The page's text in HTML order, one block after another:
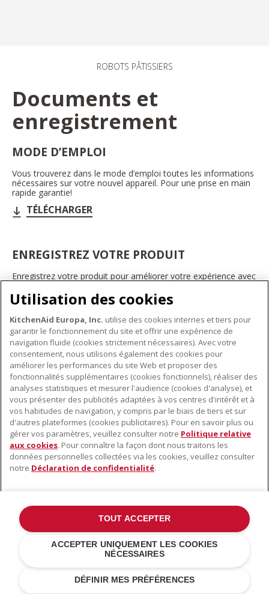
ROBOTS PÂTISSIERS
Documents et
enregistrement
MODE D’EMPLOI
Vous trouverez dans le mode d’emploi toutes les informations
nécessaires sur votre nouvel appareil. Pour une prise en main
rapide garantie!
TÉLÉCHARGER
ENREGISTREZ VOTRE PRODUIT
Enregistrez votre produit pour améliorer votre expérience avec
bénéficier d'offres et de promotions exclusives, recevoir des
conseils et des astuces, et bien plus encore.
INSCRIVEZ-VOUS DÈS À PRÉSENT
À PROPOS DE KITCHENAID
À propos de KitchenAid
Histoire de la marque
Communiqués de presse
ODR
NOS PRODUITS
Petits électroménagers
Matériel de cuisine
Accessoires
SERVICE CLIENT
Trouver un magasin
©2022 Tous droits réservés. KitchenAid et la forme du robot pâtissier
multifonction sont des marques déposées aux États Unis et dans
d'autres pays .Déclaration de confidentialité.Cookies.Autres pays
Utilisation des cookies
KitchenAid Europa, Inc. utilise des cookies internes et tiers pour
garantir le fonctionnement du site et offrir une expérience de
navigation fluide (cookies strictement nécessaires). Avec votre
consentement, nous utilisons également des cookies pour
améliorer les performances du site Web et proposer des
fonctionnalités supplémentaires (cookies fonctionnels), réaliser des
analyses statistiques et mesurer l'audience (cookies d'analyse), et
vous présenter des publicités adaptées à vos centres d'intérêt et à
vos habitudes de navigation, y compris par le biais de tiers et sur
d'autres plateformes (cookies publicitaires). Pour en savoir plus ou
gérer vos paramètres, veuillez consulter notre Politique relative
aux cookies. Pour connaître la façon dont nous traitons les
données personnelles collectées via les cookies, veuillez consulter
notre Déclaration de confidentialité.
DÉFINIR MES PRÉFÉRENCES
ACCEPTER UNIQUEMENT LES COOKIES
NÉCESSAIRES
TOUT ACCEPTER